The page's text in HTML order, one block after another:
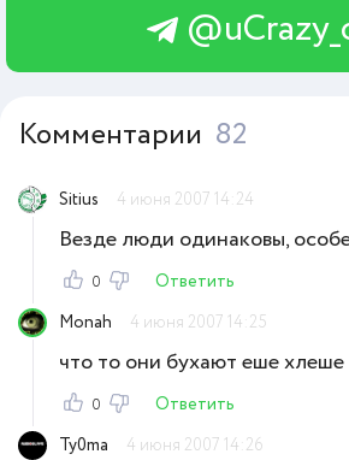
Комментарии 82
Sitius 4 июня 2007 14:24
Везде люди одинаковы,
0
Ответить
Monah
4 июня 2007 14:25
что то они бухают еше
0
Ответить
Ty0ma
4 июня 2007 14:26